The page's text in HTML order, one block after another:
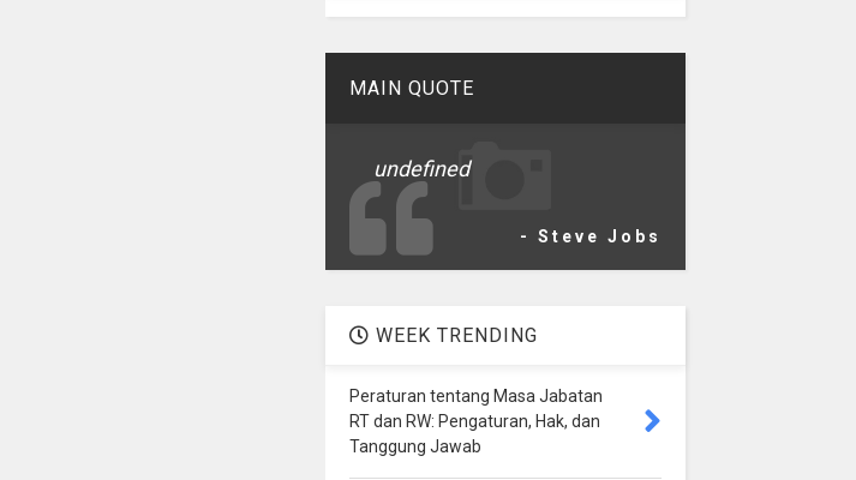
MAIN QUOTE
undefined
- Steve Jobs
WEEK TRENDING
Peraturan tentang Masa Jabatan
RT dan RW: Pengaturan, Hak, dan
Tanggung Jawab